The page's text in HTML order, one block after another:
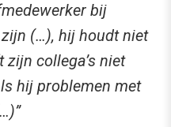
bij
zijn (…), hij houdt niet
collega’s niet
hij problemen met